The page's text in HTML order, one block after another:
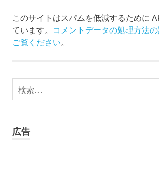
このサイトはスパムを低減するために
ています。 コメントデータの処理方法
ご覧ください。
検
索
広告